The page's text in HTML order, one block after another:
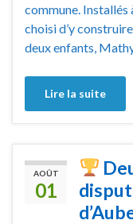
commune.
choisi d’y
deux enfants,
Lire la suite
AOÛT
01